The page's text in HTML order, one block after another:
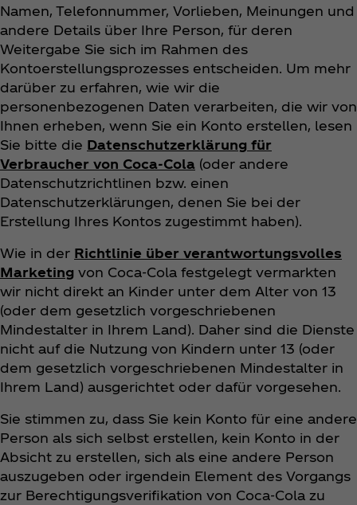
Namen, Telefonnummer, Vorlieben, Meinungen und
andere Details über Ihre Person, für deren
Weitergabe Sie sich im Rahmen des
Kontoerstellungsprozesses entscheiden. Um mehr
darüber zu erfahren, wie wir die
personenbezogenen Daten verarbeiten, die wir von
Ihnen erheben, wenn Sie ein Konto erstellen, lesen
Sie bitte die Datenschutzerklärung für
Verbraucher von Coca‑Cola (oder andere
Datenschutzrichtlinen bzw. einen
Datenschutzerklärungen, denen Sie bei der
Erstellung Ihres Kontos zugestimmt haben).
Wie in der Richtlinie über verantwortungsvolles
Marketing von Coca‑Cola festgelegt vermarkten
wir nicht direkt an Kinder unter dem Alter von 13
(oder dem gesetzlich vorgeschriebenen
Mindestalter in Ihrem Land). Daher sind die Dienste
nicht auf die Nutzung von Kindern unter 13 (oder
dem gesetzlich vorgeschriebenen Mindestalter in
Ihrem Land) ausgerichtet oder dafür vorgesehen.
Sie stimmen zu, dass Sie kein Konto für eine andere
Person als sich selbst erstellen, kein Konto in der
Absicht zu erstellen, sich als eine andere Person
auszugeben oder irgendein Element des Vorgangs
zur Berechtigungsverifikation von Coca‑Cola zu